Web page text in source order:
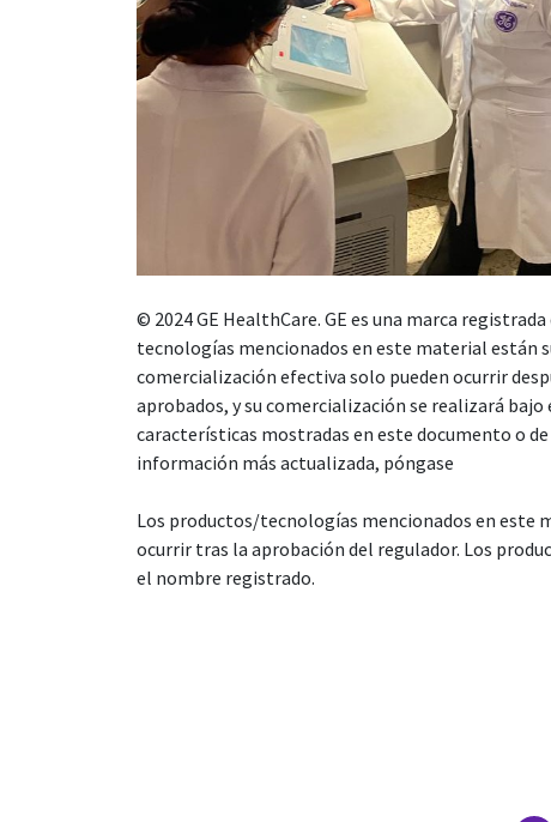
© 2024 GE HealthCare. GE es una marca
tecnologías mencionados en este material están
comercialización efectiva solo pueden ocurrir
aprobados, y su comercialización se realizará
características mostradas en este documento o
información más actualizada, póngase
Los productos/tecnologías mencionados en este
ocurrir tras la aprobación del regulador. Los
el nombre registrado.